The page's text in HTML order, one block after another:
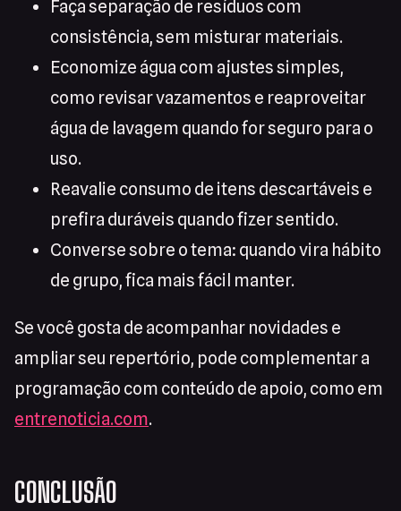
Faça separação de resíduos com
consistência, sem misturar materiais.
Economize água com ajustes simples,
como revisar vazamentos e reaproveitar
água de lavagem quando for seguro para o
uso.
Reavalie consumo de itens descartáveis e
prefira duráveis quando fizer sentido.
Converse sobre o tema: quando vira hábito
de grupo, fica mais fácil manter.
Se você gosta de acompanhar novidades e
ampliar seu repertório, pode complementar a
programação com conteúdo de apoio, como em
entrenoticia.com.
CONCLUSÃO